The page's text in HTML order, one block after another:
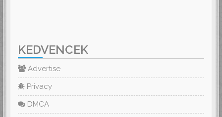
KEDVENCEK
Advertise
Privacy
DMCA